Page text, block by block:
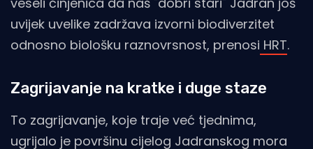
uvijek uvelike zadržava izvorni biodiverzitet
odnosno biološku raznovrsnost, prenosi HRT.
Zagrijavanje na kratke i duge staze
To zagrijavanje, koje traje već tjednima,
ugrijalo je površinu cijelog Jadranskog mora